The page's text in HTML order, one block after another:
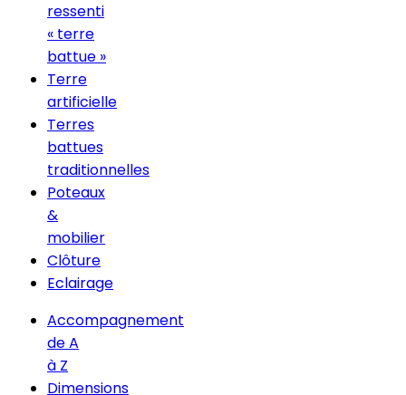
ressenti
« terre
battue »
Terre
artificielle
Terres
battues
traditionnelles
Poteaux
&
mobilier
Clôture
Eclairage
Accompagnement
de A
à Z
Dimensions